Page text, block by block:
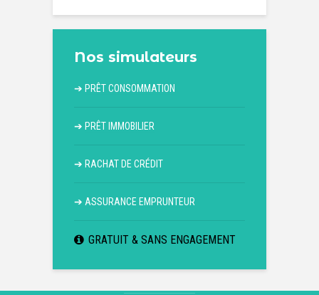
Nos simulateurs
➔ PRÊT CONSOMMATION
➔ PRÊT IMMOBILIER
➔ RACHAT DE CRÉDIT
➔ ASSURANCE EMPRUNTEUR
GRATUIT & SANS ENGAGEMENT